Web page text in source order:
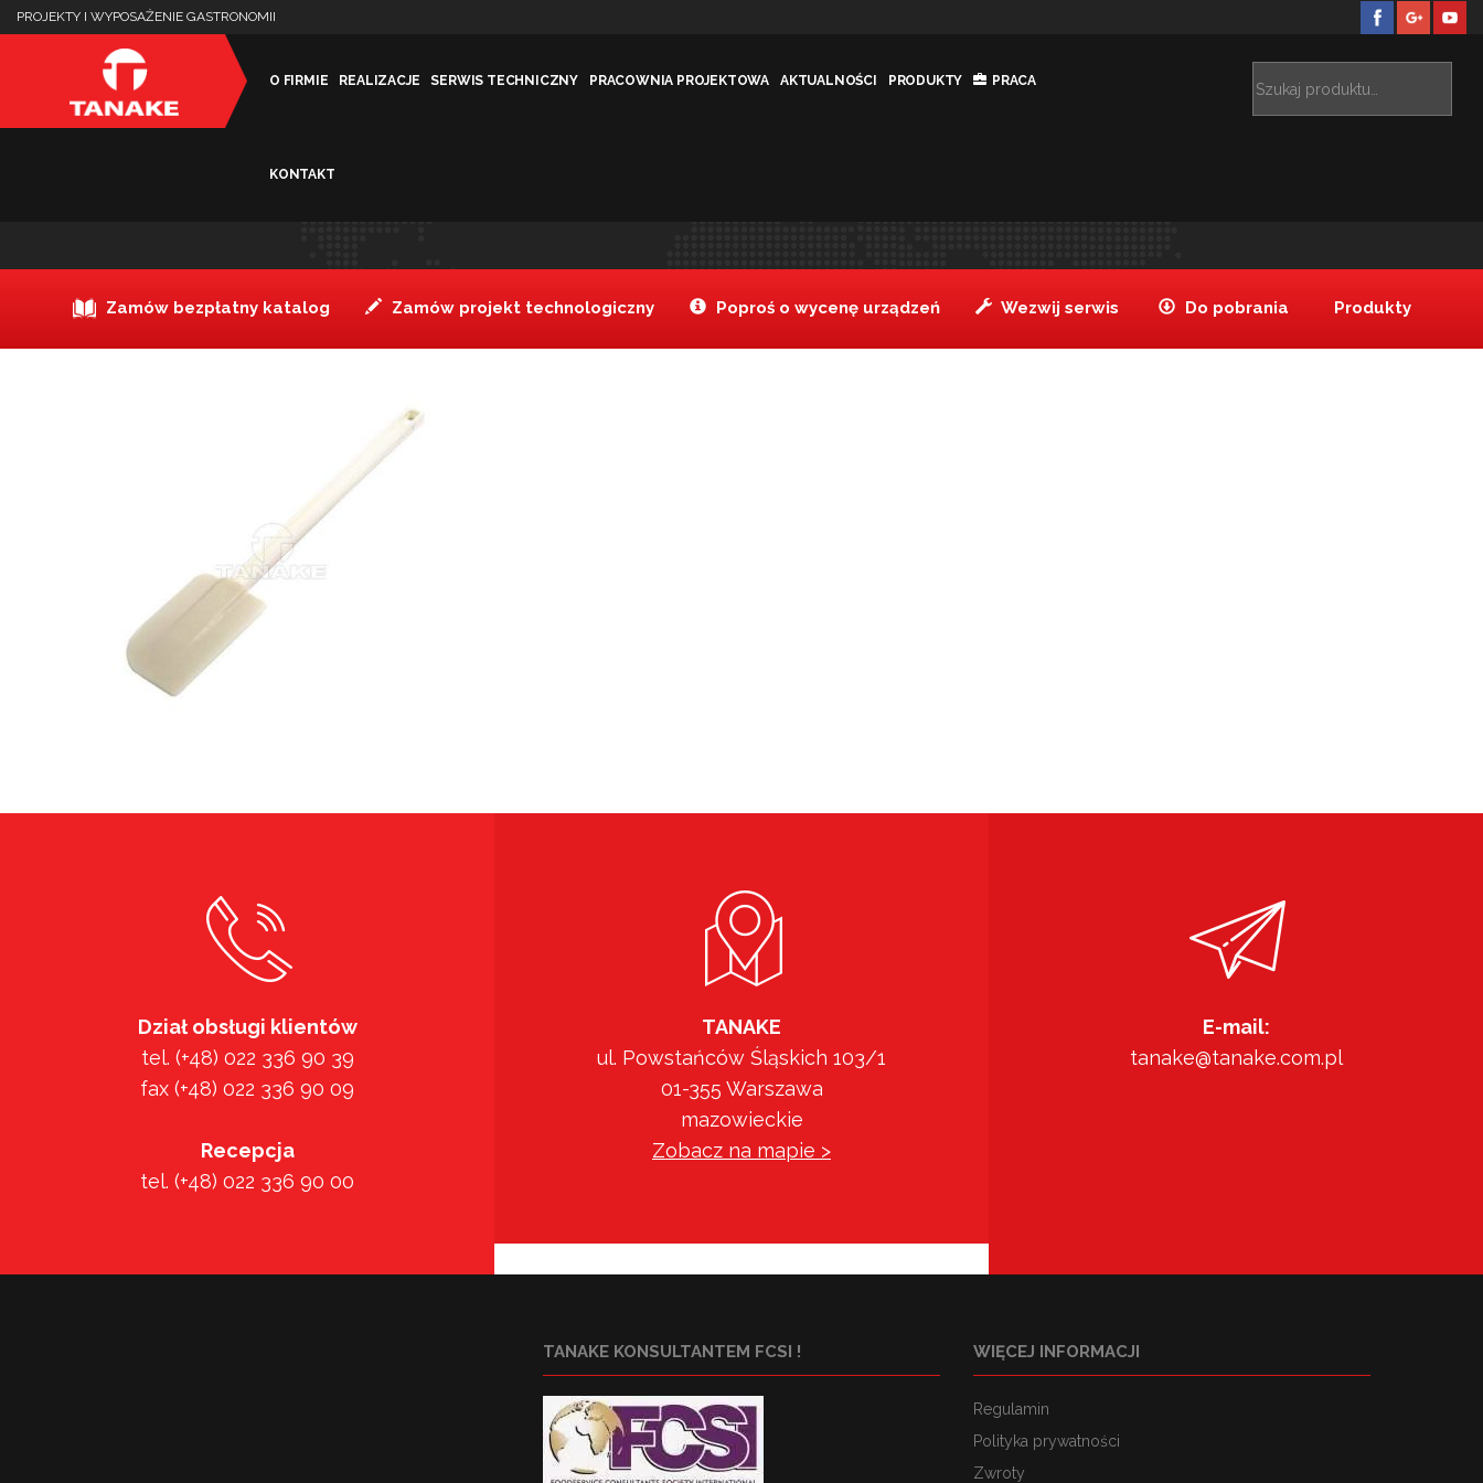
PROJEKTY I WYPOSAŻENIE GASTRONOMII
O FIRMIE REALIZACJE SERWIS TECHNICZNY PRACOWNIA PROJEKTOWA AKTUALNOŚCI PRODUKTY PRACA
KONTAKT
Zamów bezpłatny katalog Zamów projekt technologiczny Poproś o wycenę urządzeń Wezwij serwis Do pobrania Produkty
Dział obsługi klientów
tel. (+48) 022 336 90 39
fax (+48) 022 336 90 09
Recepcja
tel. (+48) 022 336 90 00
TANAKE
ul. Powstańców Śląskich 103/1
01-355 Warszawa
mazowieckie
Zobacz na mapie >
E-mail:
tanake@tanake.com.pl
TANAKE KONSULTANTEM FCSI ! WIĘCEJ INFORMACJI
Regulamin
Polityka prywatności
Zwroty